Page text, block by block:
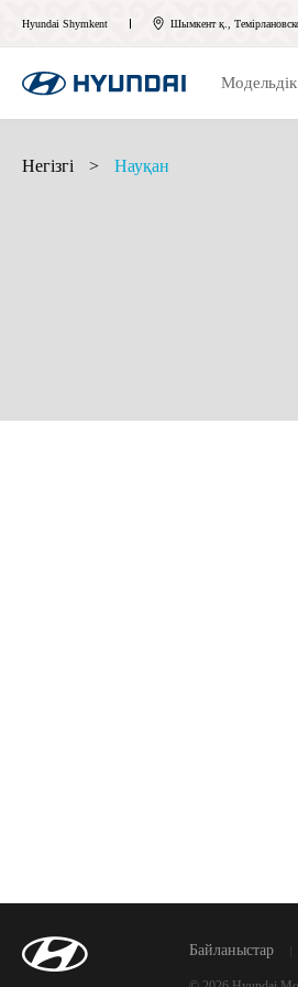
Hyundai Shymkent Шымкент қ.,
Негізгі > Науқан
Байланыстар